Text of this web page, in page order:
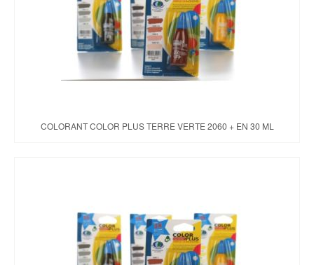
COLORANT COLOR PLUS TERRE VERTE 2060 + EN 30 ML